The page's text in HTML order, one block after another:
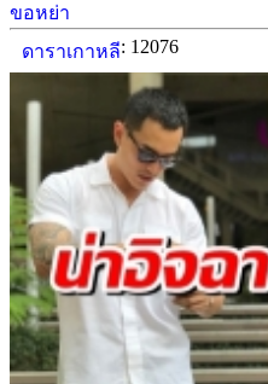
ขอหย่า
ดาราเกาหลี: 12076